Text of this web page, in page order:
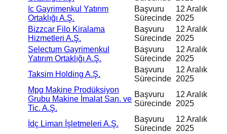
Ic Gayrimenkul Yatırım
Ortaklığı A.Ş.
Başvuru
Sürecinde
12 Aralık
2025
Bizzcar Filo Kiralama
Hizmetleri A.Ş.
Başvuru
Sürecinde
12 Aralık
2025
Selectum Gayrimenkul
Yatırım Ortaklığı A.Ş.
Başvuru
Sürecinde
12 Aralık
2025
Taksim Holding A.Ş.
Başvuru
Sürecinde
12 Aralık
2025
Mpg Makine Prodüksiyon
Grubu Makine İmalat San. ve
Tic. A.Ş.
Başvuru
Sürecinde
12 Aralık
2025
İdç Liman İşletmeleri A.Ş.
Başvuru
Sürecinde
12 Aralık
2025